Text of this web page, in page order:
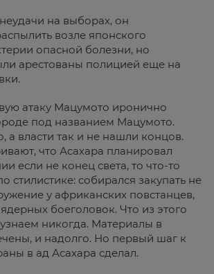
на выборах, он
возле японского
опасной болезни, но
арестованы полицией еще на
атаку Мацумото иронично
под названием Мацумото.
а власти так и не нашли концов.
что Асахара планировал
если не конец света, то что-то
стилистике: собирался закупать не
у африканских повстанцев,
боеголовок. Что из этого
никогда. Материалы в
и надолго. Но первый шаг к
в ад Асахара сделал.